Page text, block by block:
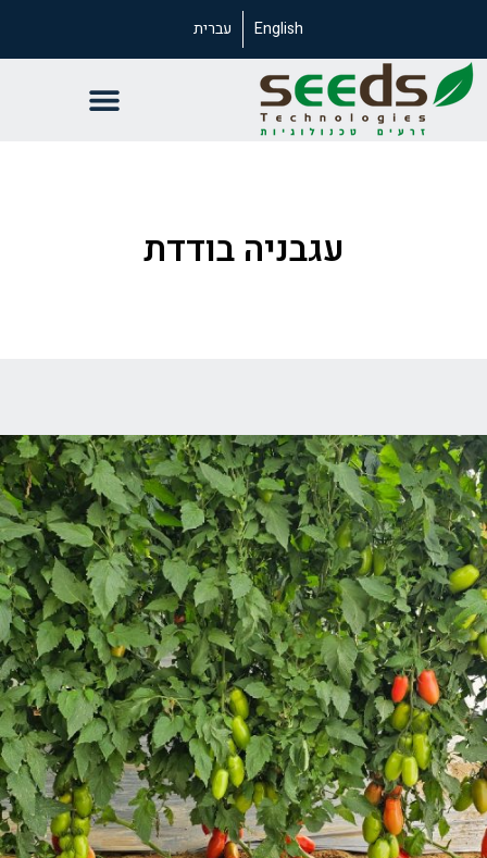
English עברית
עגבניה בודדת